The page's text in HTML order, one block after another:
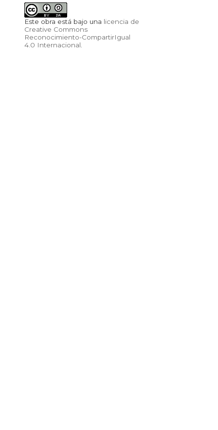
Este obra está bajo una licencia de
Creative Commons
Reconocimiento-CompartirIgual
4.0 Internacional